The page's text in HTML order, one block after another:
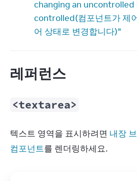
changing an
controlled(컴포넌트가 제
어 상태로 변경합니다)”
레퍼런스
<textarea>
텍스트 영역을 표시하려면 내장
컴포넌트를 렌더링하세요.